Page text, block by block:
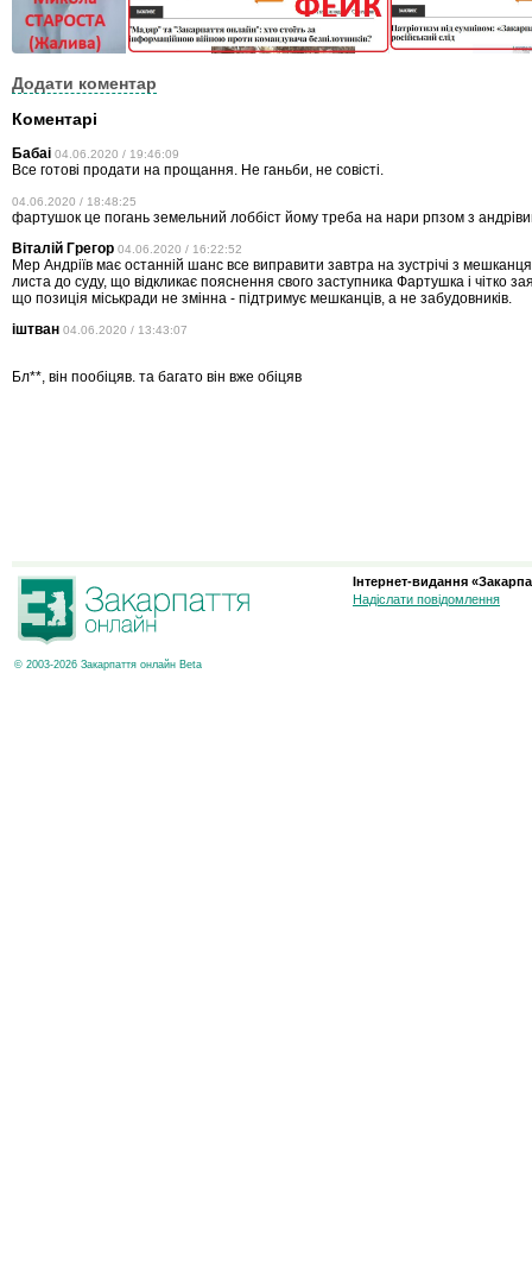
Додати коментар
Коментарі
Бабаі 04.06.2020 / 19:46:09
Все готові продати на прощання. Не ганьби, не совісті.
04.06.2020 / 18:48:25
фартушок це погань земельний лоббіст йому треба на нари рпзом з
Віталій Грегор 04.06.2020 / 16:22:52
Мер Андріїв має останній шанс все виправити завтра на зустрічі з
листа до суду, що відкликає пояснення свого заступника Фартушка і чітко
що позиція міськради не змінна - підтримує мешканців, а не забудовників.
іштван 04.06.2020 / 13:43:07
Бл**, він пообіцяв. та багато він вже обіцяв
© 2003-2026 Закарпаття онлайн Beta
Інтернет-видання
Надіслати повідомлення